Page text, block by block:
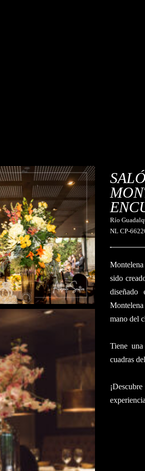
Río
NL CP-
sido
diseñado
mano del
Tiene
cuadras